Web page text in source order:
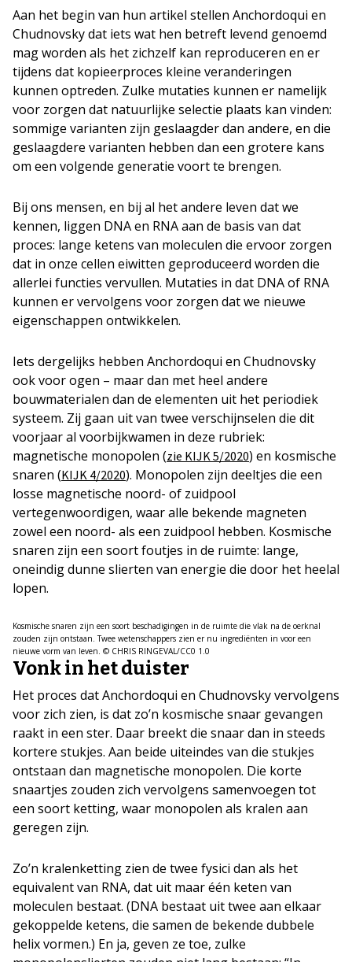
Aan het begin van hun artikel stellen Anchordoqui en
Chudnovsky dat iets wat hen betreft levend genoemd
mag worden als het zichzelf kan reproduceren en er
tijdens dat kopieerproces kleine veranderingen
kunnen optreden. Zulke mutaties kunnen er namelijk
voor zorgen dat natuurlijke selectie plaats kan vinden:
sommige varianten zijn geslaagder dan andere, en die
geslaagdere varianten hebben dan een grotere kans
om een volgende generatie voort te brengen.
Bij ons mensen, en bij al het andere leven dat we
kennen, liggen DNA en RNA aan de basis van dat
proces: lange ketens van moleculen die ervoor zorgen
dat in onze cellen eiwitten geproduceerd worden die
allerlei functies vervullen. Mutaties in dat DNA of RNA
kunnen er vervolgens voor zorgen dat we nieuwe
eigenschappen ontwikkelen.
Iets dergelijks hebben Anchordoqui en Chudnovsky
ook voor ogen – maar dan met heel andere
bouwmaterialen dan de elementen uit het periodiek
systeem. Zij gaan uit van twee verschijnselen die dit
voorjaar al voorbijkwamen in deze rubriek:
magnetische monopolen (zie KIJK 5/2020) en kosmische
snaren (KIJK 4/2020). Monopolen zijn deeltjes die een
losse magnetische noord- of zuidpool
vertegenwoordigen, waar alle bekende magneten
zowel een noord- als een zuidpool hebben. Kosmische
snaren zijn een soort foutjes in de ruimte: lange,
oneindig dunne slierten van energie die door het heelal
lopen.
Kosmische snaren zijn een soort beschadigingen in de ruimte die vlak na de oerknal
zouden zijn ontstaan. Twee wetenschappers zien er nu ingrediënten in voor een
nieuwe vorm van leven. © CHRIS RINGEVAL/CC0 1.0
Vonk in het duister
Het proces dat Anchordoqui en Chudnovsky vervolgens
voor zich zien, is dat zo’n kosmische snaar gevangen
raakt in een ster. Daar breekt die snaar dan in steeds
kortere stukjes. Aan beide uiteindes van die stukjes
ontstaan dan magnetische monopolen. Die korte
snaartjes zouden zich vervolgens samenvoegen tot
een soort ketting, waar monopolen als kralen aan
geregen zijn.
Zo’n kralenketting zien de twee fysici dan als het
equivalent van RNA, dat uit maar één keten van
moleculen bestaat. (DNA bestaat uit twee aan elkaar
gekoppelde ketens, die samen de bekende dubbele
helix vormen.) En ja, geven ze toe, zulke